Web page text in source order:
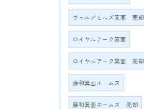
ヴェルデヒルズ箕面 売却
ロイヤルアーク箕面
ロイヤルアーク箕面 売却
藤和箕面ホームズ
藤和箕面ホームズ 売却